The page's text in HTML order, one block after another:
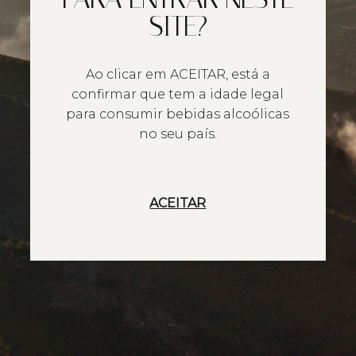
SITE?
Ao clicar em ACEITAR, está a
confirmar que tem a idade legal
para consumir bebidas alcoólicas
no seu país.
ACEITAR